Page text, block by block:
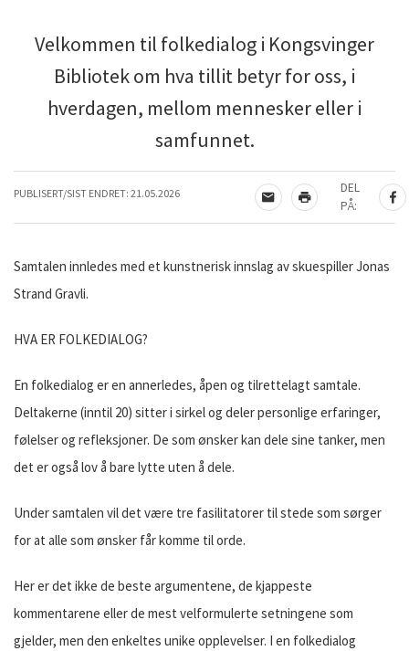
Velkommen til folkedialog i Kongsvinger
Bibliotek om hva tillit betyr for oss, i
hverdagen, mellom mennesker eller i
samfunnet.
PUBLISERT/SIST ENDRET: 21.05.2026
TIPS EN VENN
SKRIV UT
DEL
PÅ:
Samtalen innledes med et kunstnerisk innslag av skuespiller Jonas
Strand Gravli.
HVA ER FOLKEDIALOG?
En folkedialog er en annerledes, åpen og tilrettelagt samtale.
Deltakerne (inntil 20) sitter i sirkel og deler personlige erfaringer,
følelser og refleksjoner. De som ønsker kan dele sine tanker, men
det er også lov å bare lytte uten å dele.
Under samtalen vil det være tre fasilitatorer til stede som sørger
for at alle som ønsker får komme til orde.
Her er det ikke de beste argumentene, de kjappeste
kommentarene eller de mest velformulerte setningene som
gjelder, men den enkeltes unike opplevelser. I en folkedialog